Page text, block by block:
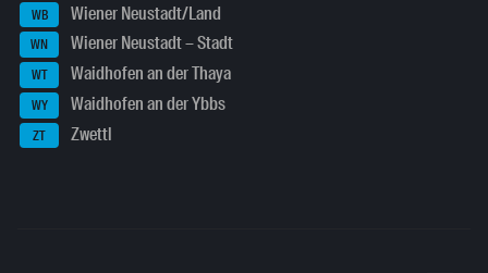
WB Wiener Neustadt/Land
WN Wiener Neustadt – Stadt
WT Waidhofen an der Thaya
WY Waidhofen an der Ybbs
ZT Zwettl